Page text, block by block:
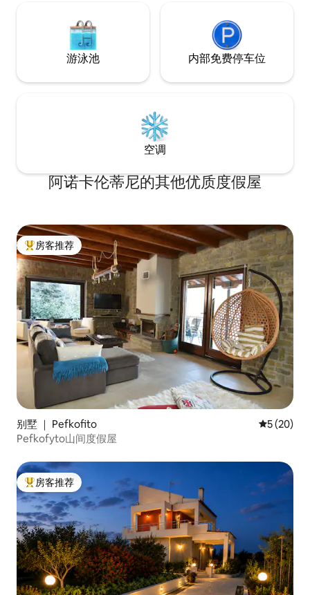
游泳池 内部免费停车位
空调
阿诺卡伦蒂尼的其他优质度假屋
热门「房客推荐」
房客推荐
别墅 ｜ Pefkofito 平均评分
5 (20)
Pefkofyto山间度假屋
热门「房客推荐」
房客推荐